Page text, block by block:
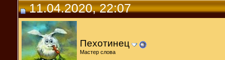
11.04.2020, 22:07
Пехотинец
Мастер слова